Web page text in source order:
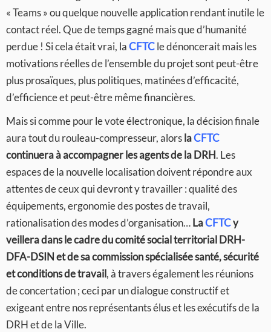
« Teams » ou quelque nouvelle application rendant inutile le
contact réel. Que de temps gagné mais que d’humanité
perdue ! Si cela était vrai, laCFTCle dénoncerait mais les
motivations réelles de l’ensemble du projet sont peut-être
plus prosaïques, plus politiques, matinées d’efficacité,
d’efficience et peut-être même financières.
Mais si comme pour le vote électronique, la décision finale
aura tout du rouleau-compresseur, alorslaCFTC
continuera à accompagner les agentsde la DRH. Les
espaces de la nouvelle localisation doivent répondre aux
attentes de ceux qui devront y travailler : qualité des
équipements, ergonomie des postes de travail,
rationalisation des modes d’organisation…LaCFTCy
veillera dans le cadre du comité social territorial DRH-
DFA-DSIN et de sa commission spécialisée santé, sécurité
et conditions de travail, à travers également les réunions
de concertation ; ceci par un dialogue constructif et
exigeant entre nos représentants élus et les exécutifs de la
DRH et de la Ville.